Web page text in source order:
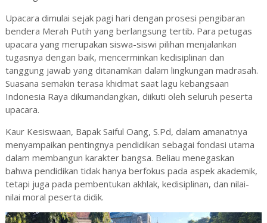
Upacara dimulai sejak pagi hari dengan prosesi pengibaran
bendera Merah Putih yang berlangsung tertib. Para petugas
upacara yang merupakan siswa-siswi pilihan menjalankan
tugasnya dengan baik, mencerminkan kedisiplinan dan
tanggung jawab yang ditanamkan dalam lingkungan madrasah.
Suasana semakin terasa khidmat saat lagu kebangsaan
Indonesia Raya dikumandangkan, diikuti oleh seluruh peserta
upacara.
Kaur Kesiswaan, Bapak Saiful Oang, S.Pd, dalam amanatnya
menyampaikan pentingnya pendidikan sebagai fondasi utama
dalam membangun karakter bangsa. Beliau menegaskan
bahwa pendidikan tidak hanya berfokus pada aspek akademik,
tetapi juga pada pembentukan akhlak, kedisiplinan, dan nilai-
nilai moral peserta didik.